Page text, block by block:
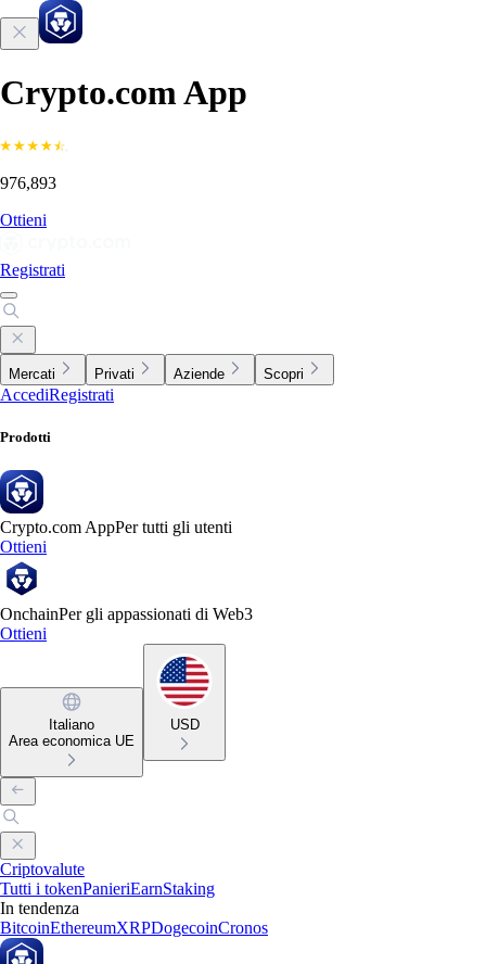
Crypto.com App
976,893
Ottieni
Registrati
Mercati Privati Aziende Scopri
AccediRegistrati
Prodotti
Crypto.com AppPer tutti gli utenti
Ottieni
OnchainPer gli appassionati di Web3
Ottieni
Italiano
Area economica UE
USD
Criptovalute
Tutti i tokenPanieriEarnStaking
In tendenza
BitcoinEthereumXRPDogecoinCronos